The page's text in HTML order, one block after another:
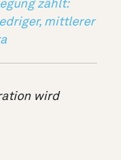
zählt:
mittlerer
wird